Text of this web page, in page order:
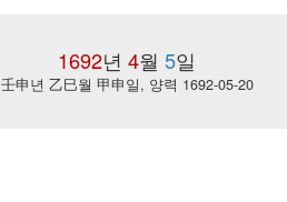
1692년 4월 5일
壬申년 乙巳월 甲申일, 양력 1692-05-20